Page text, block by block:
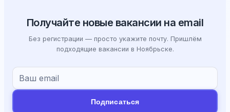
Получайте новые вакансии на email
Без регистрации — просто укажите почту. Пришлём
подходящие вакансии в Ноябрьске.
Подписаться